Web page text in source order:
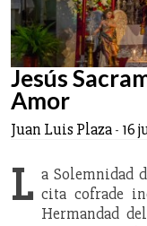
Jesús
Amor
Juan Luis Plaza- 16
L a Solemnidad
cita cofrade
Hermandad